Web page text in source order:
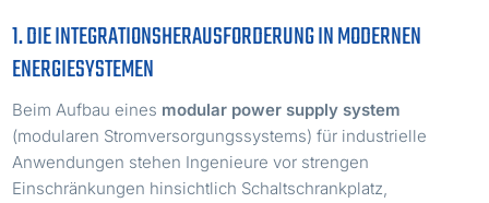
1. DIE INTEGRATIONSHERAUSFORDERUNG IN MODERNEN
ENERGIESYSTEMEN
Beim Aufbau eines modular power supply system
(modularen Stromversorgungssystems) für industrielle
Anwendungen stehen Ingenieure vor strengen
Einschränkungen hinsichtlich Schaltschrankplatz,